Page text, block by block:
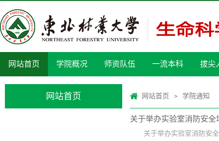
网站首页 学院概况 师资队伍 一流本科 拔尖
网站首页 网站首页 > 学院通知
关于举办实验室消防安
关于举办实验室消防安